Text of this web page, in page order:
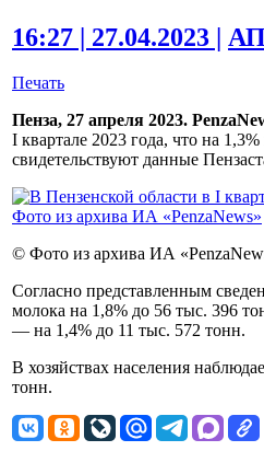
16:27 | 27.04.2023 |
Печать
Пенза, 27 апреля 2023.
I квартале 2023 года, что на
свидетельствуют данные
© Фото из архива ИА
Согласно представленным
молока на 1,8% до 56 тыс. 396
— на 1,4% до 11 тыс. 572 тонн.
В хозяйствах населения
тонн.